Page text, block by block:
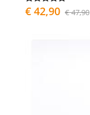
€ 42,90 € 47,90